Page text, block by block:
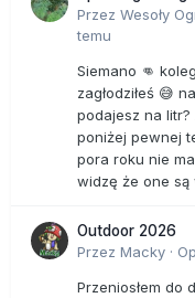
Przez Wesoły
temu
Siemano 👊
zagłodziłeś 😅
podajesz na
poniżej pewnej
pora roku nie
widzę że one są
Outdoor 2026
Przez Macky ·
Przeniosłem do